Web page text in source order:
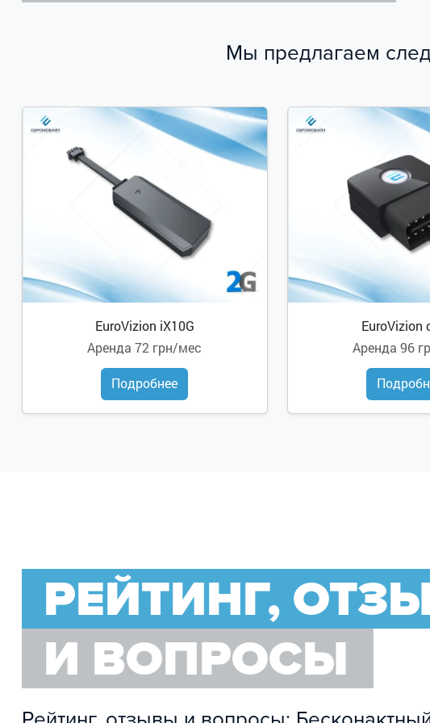
Мы предлагаем
EuroVizion iX10G
Аренда72 грн/мес
Подробнее
EuroVizion
Аренда 96
РЕЙТИНГ,
И ВОПРОСЫ